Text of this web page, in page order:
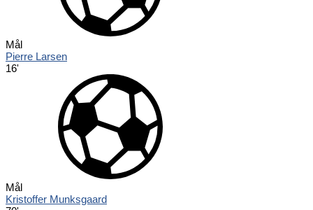
Mål
Pierre Larsen
16'
Mål
Kristoffer Munksgaard